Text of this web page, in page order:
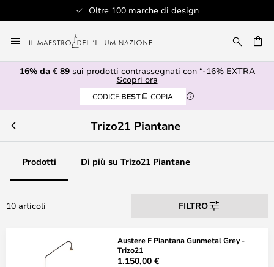
Oltre 100 marche di design
al
contenuto
16% da € 89sui prodotti contrassegnati con “-16% EXTRA
Scopri ora
CODICE:BEST COPIA
Trizo21 Piantane
Prodotti Di più su Trizo21 Piantane
10 articoli FILTRO
Austere F Piantana Gunmetal Grey -
Trizo21
1.150,00 €